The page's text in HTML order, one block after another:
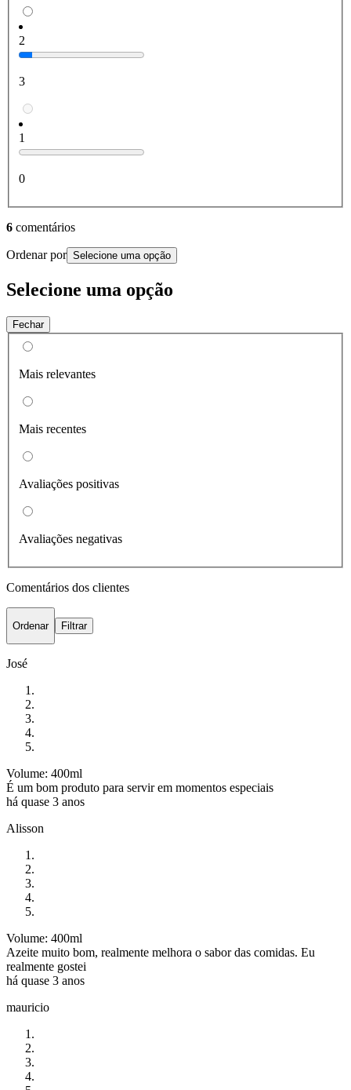
2
3
1
0
6 comentários
Ordenar por Selecione uma opção
Selecione uma opção
Fechar
Mais relevantes
Mais recentes
Avaliações positivas
Avaliações negativas
Comentários dos clientes
Ordenar Filtrar
José
Volume: 400ml
É um bom produto para servir em momentos especiais
há quase 3 anos
Alisson
Volume: 400ml
Azeite muito bom, realmente melhora o sabor das comidas. Eu
realmente gostei
há quase 3 anos
mauricio